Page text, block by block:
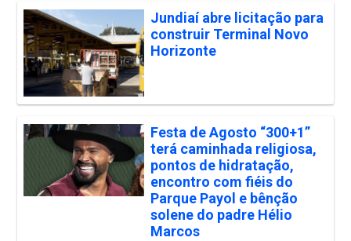
Jundiaí abre licitação para
construir Terminal Novo
Horizonte
Festa de Agosto “300+1”
terá caminhada religiosa,
pontos de hidratação,
encontro com fiéis do
Parque Payol e bênção
solene do padre Hélio
Marcos